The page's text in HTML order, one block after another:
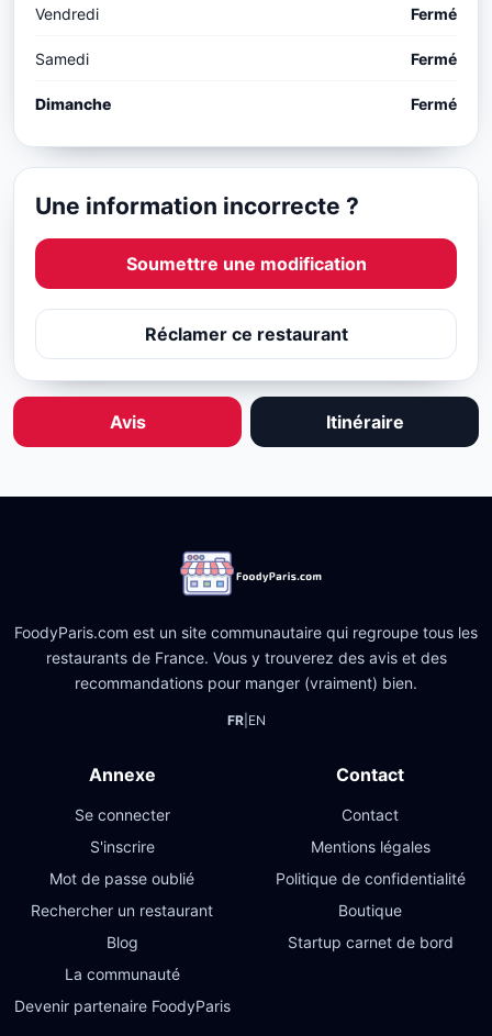
Vendredi Fermé
Samedi Fermé
Dimanche Fermé
Une information incorrecte ?
Soumettre une modification
Réclamer ce restaurant
Avis Itinéraire
FoodyParis.com est un site communautaire qui regroupe tous les
restaurants de France. Vous y trouverez des avis et des
recommandations pour manger (vraiment) bien.
FR| EN
Annexe
Se connecter
S'inscrire
Mot de passe oublié
Rechercher un restaurant
Blog
La communauté
Devenir partenaire FoodyParis
Contact
Contact
Mentions légales
Politique de confidentialité
Boutique
Startup carnet de bord